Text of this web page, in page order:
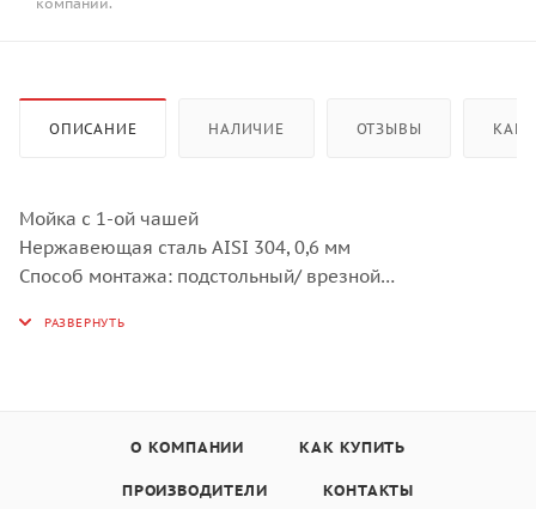
ОПИСАНИЕ НАЛИЧИЕ ОТЗЫВЫ КАК
Мойка с 1-ой чашей
Нержавеющая сталь AISI 304, 0,6 мм
Способ монтажа: подстольный/ врезной
Размер чаши: Ø 390 x 390 х 154 мм
О КОМПАНИИ КАК КУПИТЬ
ПРОИЗВОДИТЕЛИ КОНТАКТЫ